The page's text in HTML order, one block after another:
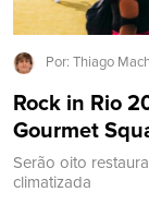
Por: Thiago
Rock in Rio
Gourmet
Serão oito
climatizada